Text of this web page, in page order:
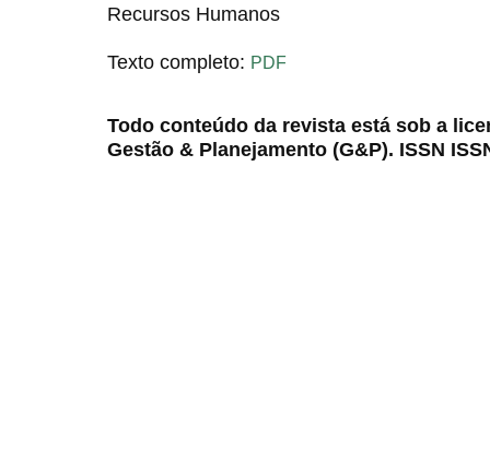
Recursos Humanos
Texto completo: PDF
Todo conteúdo da revista está sob a
Gestão & Planejamento (G&P). ISSN